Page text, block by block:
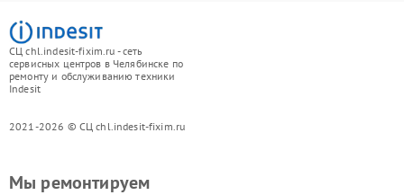
СЦ chl.indesit-fixim.ru - сеть
сервисных центров в Челябинске по
ремонту и обслуживанию техники
Indesit
2021-2026 © СЦ chl.indesit-fixim.ru
Мы ремонтируем